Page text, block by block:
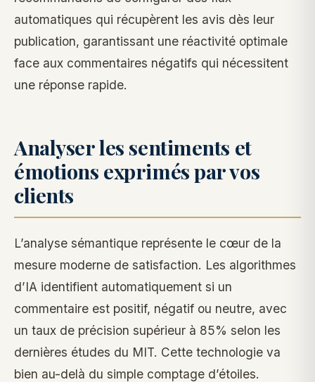
automatiques qui récupèrent les avis dès leur
publication, garantissant une réactivité optimale
face aux commentaires négatifs qui nécessitent
une réponse rapide.
Analyser les sentiments et
émotions exprimés par vos
clients
L’analyse sémantique représente le cœur de la
mesure moderne de satisfaction. Les algorithmes
d’IA identifient automatiquement si un
commentaire est positif, négatif ou neutre, avec
un taux de précision supérieur à 85% selon les
dernières études du MIT. Cette technologie va
bien au-delà du simple comptage d’étoiles.